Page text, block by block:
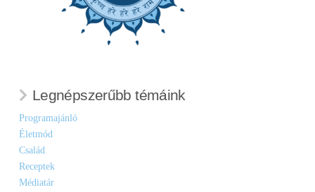
Legnépszerűbb témáink
Programajánló
Életmód
Család
Receptek
Médiatár